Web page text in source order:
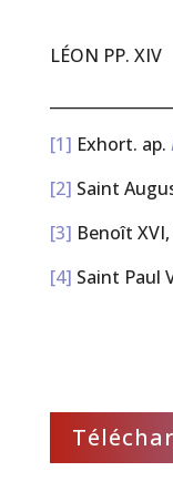
LÉON PP. XIV
[1] Exhort. ap.
[2] Saint
[3] Benoît XVI,
[4] Saint Paul